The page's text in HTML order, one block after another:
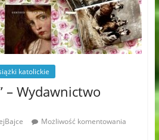
katolickie
– Wydawnictwo
Możliwość komentowania